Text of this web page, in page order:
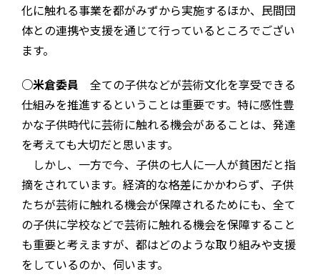
化に触れる事業を都がみずから実施するほか、民間団
体との連携や支援を通じて行っているところでござい
ます。
○米倉委員 全ての子供などが芸術文化を享受できる
仕組みを推進するということは重要です。特に感性豊
かな子供時代に芸術に触れる機会があることは、発達
を考えても大切だと思います。
しかし、一方で今、子供の七人に一人が貧困だと指
摘をされています。経済的な格差にかかわらず、子供
たちが芸術に触れる機会が保障されるためにも、全て
の子供に学校などで芸術に触れる機会を保障すること
も重要と考えますが、都はどのような取り組みや支援
をしているのか、伺います。